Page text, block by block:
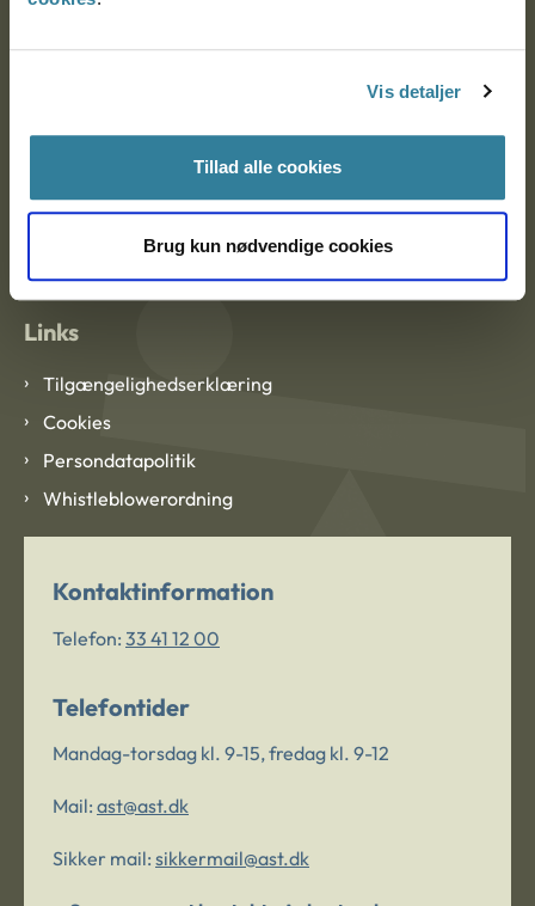
Vis detaljer
Tillad alle cookies
Brug kun nødvendige cookies
EAN: 57 98 000 35 48 21
Om Ankestyrelsen
Om Ankestyrelsen
Blanketter og kontaktformularer
Links
Tilgængelighedserklæring
Cookies
Persondatapolitik
Whistleblowerordning
Kontaktinformation
Telefon: 33 41 12 00
Telefontider
Mandag-torsdag kl. 9-15, fredag kl. 9-12
Mail: ast@ast.dk
Sikker mail: sikkermail@ast.dk